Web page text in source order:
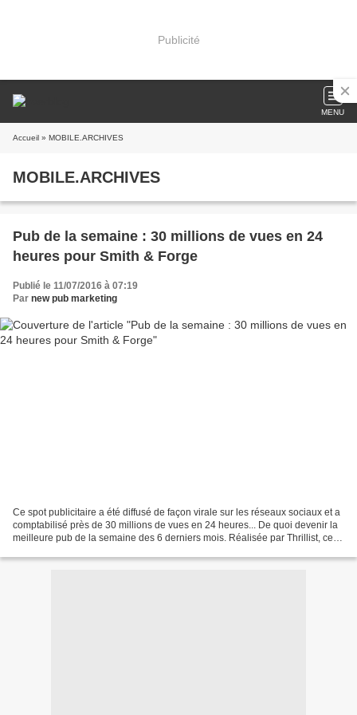
Publicité
MENU
Accueil » MOBILE.ARCHIVES
MOBILE.ARCHIVES
Pub de la semaine : 30 millions de vues en 24
heures pour Smith & Forge
Publié le 11/07/2016 à 07:19
Par new pub marketing
Ce spot publicitaire a été diffusé de façon virale sur les réseaux sociaux et a
comptabilisé près de 30 millions de vues en 24 heures... De quoi devenir la
meilleure pub de la semaine des 6 derniers mois. Réalisée par Thrillist, cette